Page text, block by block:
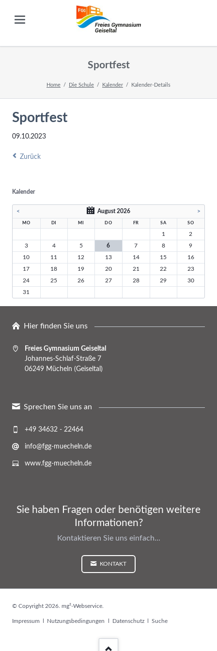
Sportfest
Home Die Schule Kalender Kalender-Details
Sportfest
09.10.2023
Zurück
Kalender
< August 2026 >
MO DI MI DO FR SA SO
1
2
3
4 5 6 7 8
9
10
11 12 13 14 15
16
17
18 19 20 21 22
23
24
25 26 27 28 29
30
31
Hier finden Sie uns
Freies Gymnasium Geiseltal
Johannes-Schlaf-Straße 7
06249 Mücheln (Geiseltal)
Sprechen Sie uns an
+49 34632 - 22464
info@fgg-muecheln.de
www.fgg-muecheln.de
Sie haben Fragen oder benötigen weitere
Informationen?
Kontaktieren Sie uns einfach...
KONTAKT
© Copyright 2026. mg²-Webservice.
Navigation
Impressum Nutzungsbedingungen Datenschutz Suche